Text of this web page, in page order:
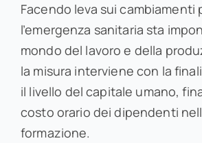
Facendo leva sui cambiamenti
l’emergenza sanitaria sta
mondo del lavoro e della
la misura interviene con la
il livello del capitale umano,
costo orario dei dipendenti
formazione.